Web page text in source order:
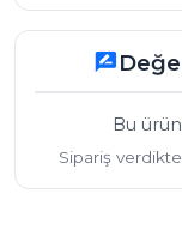
rate_review
Bu
Sipariş